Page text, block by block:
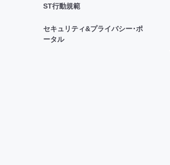
ST行動規範
セキュリティ&プライバシー･ポ
ータル